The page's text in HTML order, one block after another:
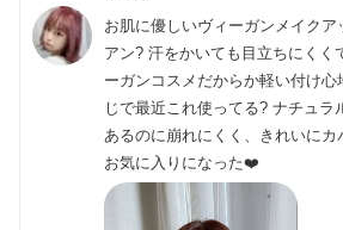
お肌に優しいヴィーガンメイクア
アン? 汗をかいても目立ちにくく
ーガンコスメだからか軽い付け
じで最近これ使ってる? ナチュラ
あるのに崩れにくく、きれいにカ
お気に入りになった❤️